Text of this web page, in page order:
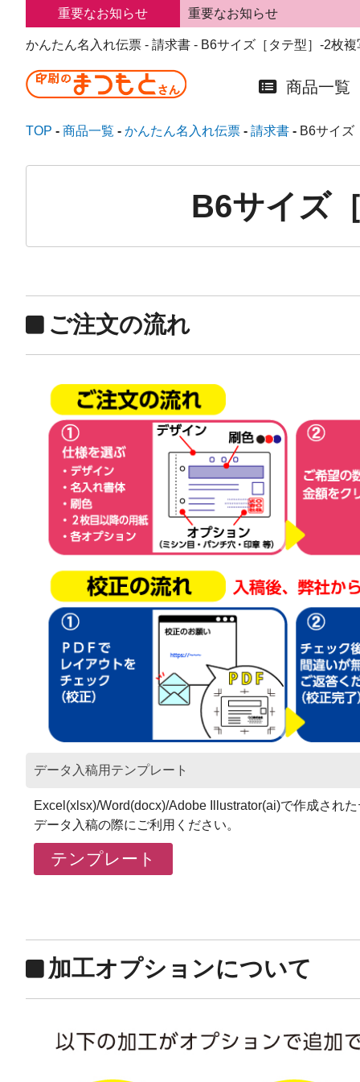
重要なお知らせ 重要なお知らせ
かんたん名入れ伝票 - 請求書 - B6サイズ［タテ型］-2枚
商品一覧
TOP 商品一覧 かんたん名入れ伝票 請求書 B6サイズ
B6サイズ
ご注文の流れ
データ入稿用テンプレート
Excel(xlsx)/Word(docx)/Adobe Illustrator(ai)で作成され
データ入稿の際にご利用ください。
加工オプションについて